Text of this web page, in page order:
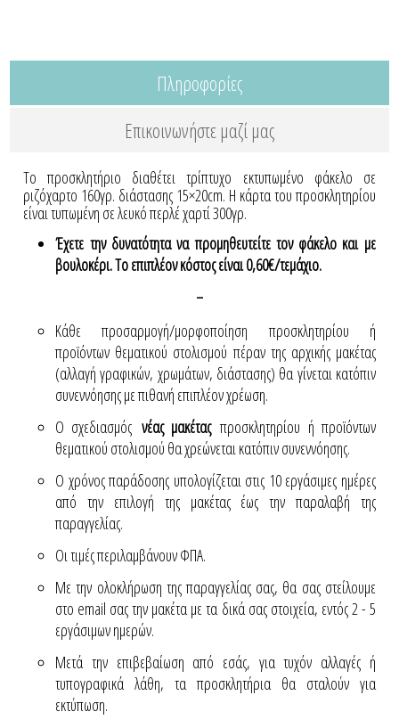
Πληροφορίες
Επικοινωνήστε μαζί μας
Το προσκλητήριο διαθέτει τρίπτυχο εκτυπωμένο φάκελο σε
ριζόχαρτο 160γρ. διάστασης 15×20cm. Η κάρτα του προσκλητηρίου
είναι τυπωμένη σε λευκό περλέ χαρτί 300γρ.
Έχετε την δυνατότητα να προμηθευτείτε τον φάκελο και με
βουλοκέρι. Το επιπλέον κόστος είναι 0,60€/τεμάχιο.
-
Κάθε προσαρμογή/μορφοποίηση προσκλητηρίου ή
προϊόντων θεματικού στολισμού πέραν της αρχικής μακέτας
(αλλαγή γραφικών, χρωμάτων, διάστασης) θα γίνεται κατόπιν
συνεννόησης με πιθανή επιπλέον χρέωση.
Ο σχεδιασμός νέας μακέταςπροσκλητηρίου ή προϊόντων
θεματικού στολισμού θα χρεώνεται κατόπιν συνεννόησης.
Ο χρόνος παράδοσης υπολογίζεται στις 10 εργάσιμες ημέρες
από την επιλογή της μακέτας έως την παραλαβή της
παραγγελίας.
Οι τιμές περιλαμβάνουν ΦΠΑ.
Με την ολοκλήρωση της παραγγελίας σας, θα σας στείλουμε
στο email σας την μακέτα με τα δικά σας στοιχεία, εντός 2 - 5
εργάσιμων ημερών.
Μετά την επιβεβαίωση από εσάς, για τυχόν αλλαγές ή
τυπογραφικά λάθη, τα προσκλητήρια θα σταλούν για
εκτύπωση.